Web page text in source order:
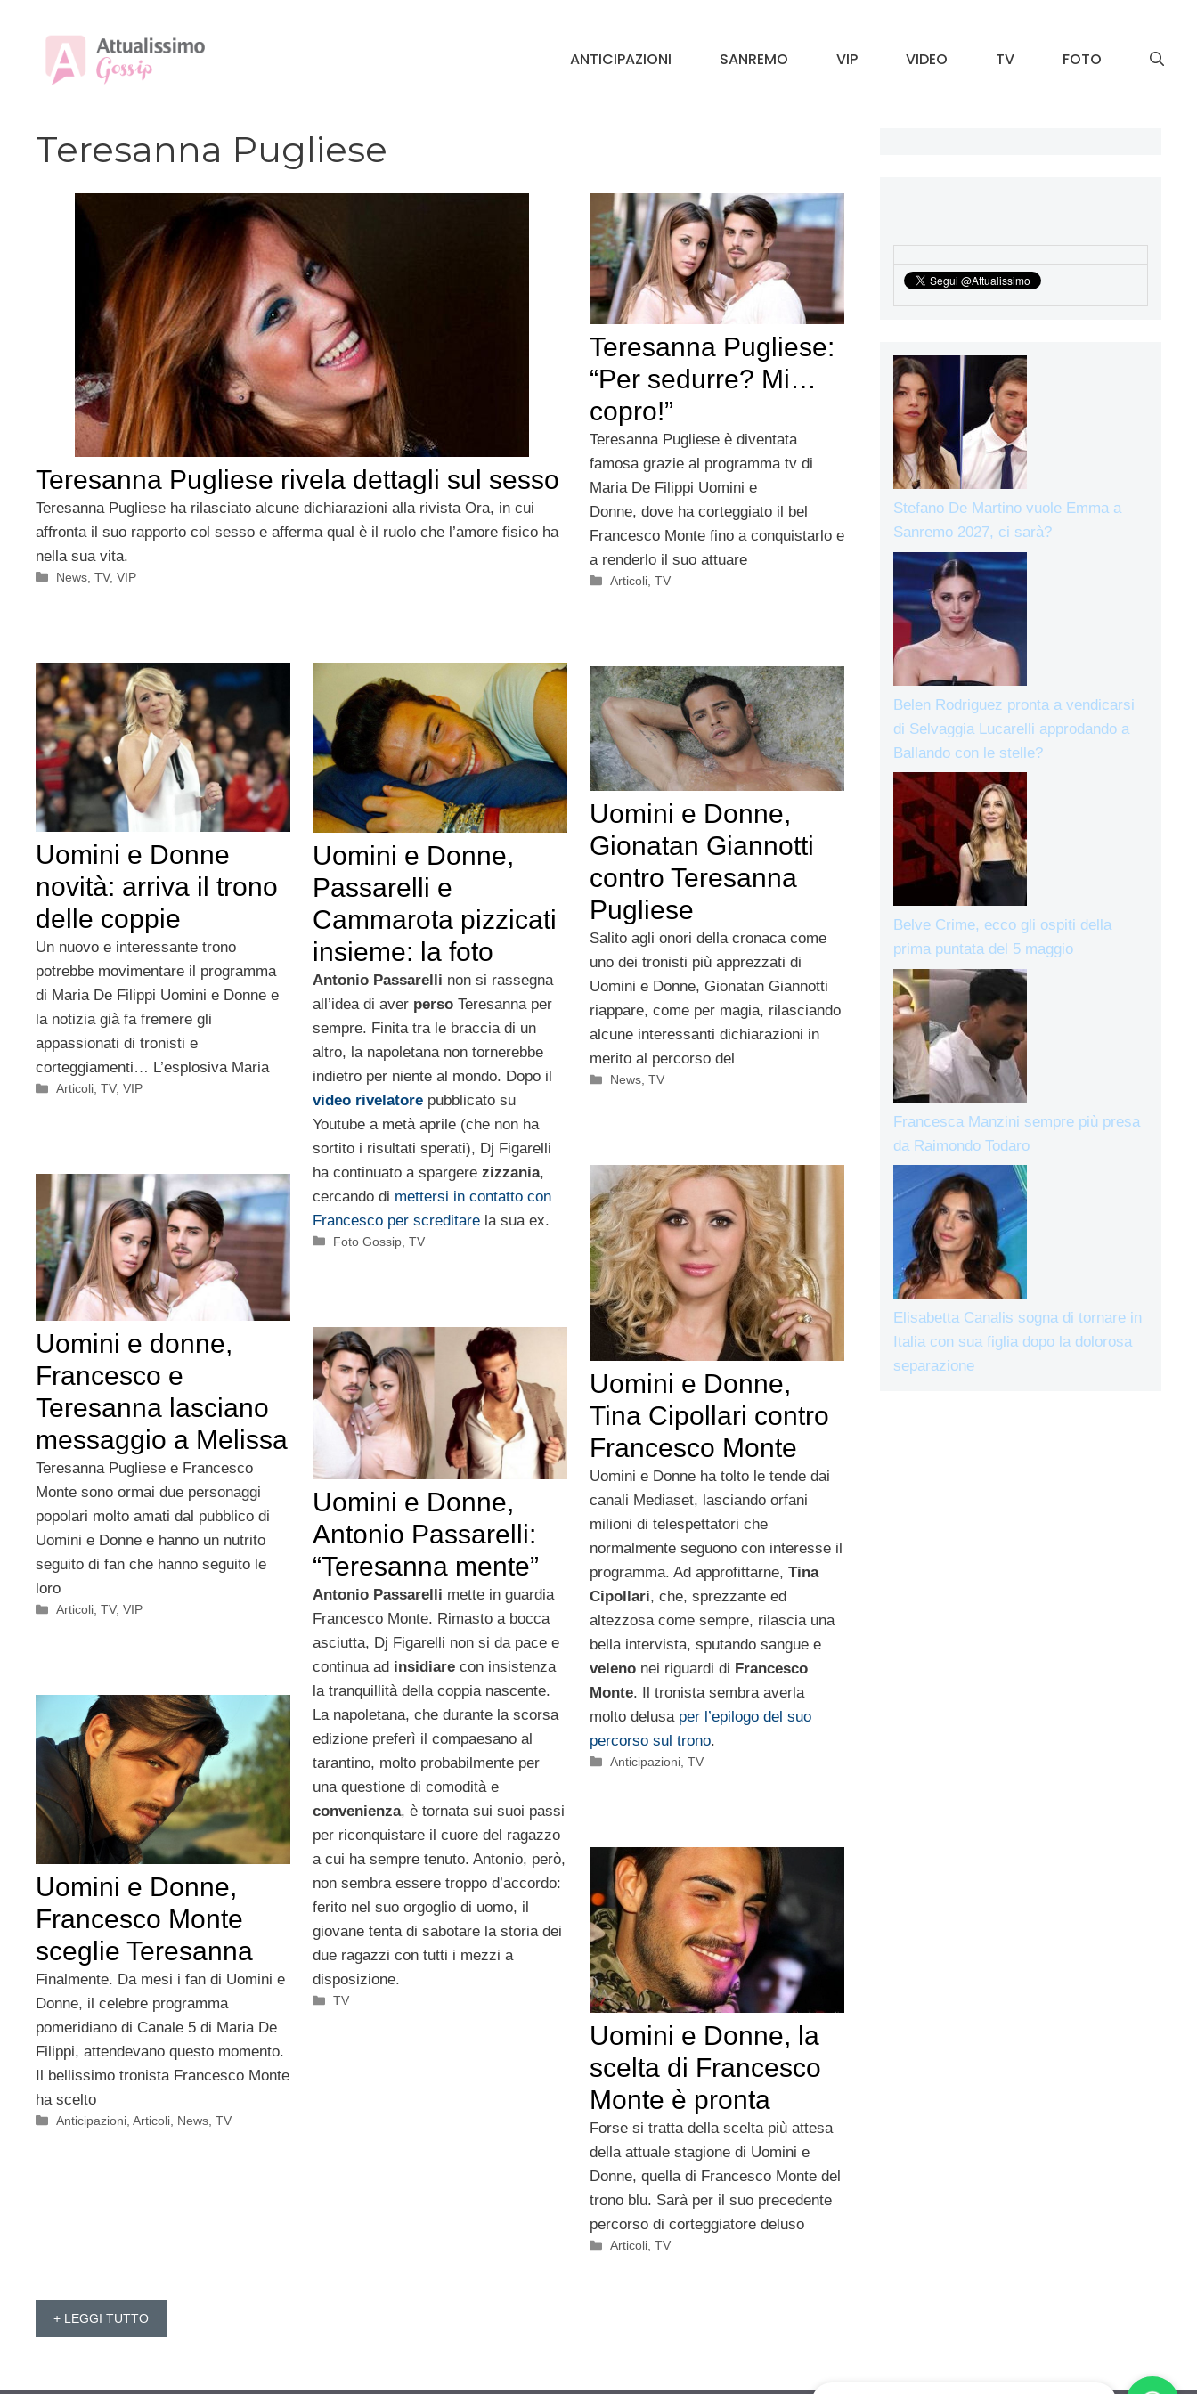
contenuto
ANTICIPAZIONI SANREMO VIP VIDEO TV FOTO
Teresanna Pugliese
Teresanna Pugliese rivela dettagli sul sesso
Teresanna Pugliese ha rilasciato alcune dichiarazioni alla rivista Ora, in cui
affronta il suo rapporto col sesso e afferma qual è il ruolo che l’amore fisico ha
nella sua vita.
Categorie
News ,TV,VIP
Teresanna Pugliese:
“Per sedurre? Mi…
copro!”
Teresanna Pugliese è diventata
famosa grazie al programma tv di
Maria De Filippi Uomini e
Donne, dove ha corteggiato il bel
Francesco Monte fino a conquistarlo e
a renderlo il suo attuare
Categorie
Articoli ,TV
Uomini e Donne
novità: arriva il trono
delle coppie
Un nuovo e interessante trono
potrebbe movimentare il programma
di Maria De Filippi Uomini e Donne e
la notizia già fa fremere gli
appassionati di tronisti e
corteggiamenti… L’esplosiva Maria
Categorie
Articoli,TV,VIP
Uomini e Donne,
Passarelli e
Cammarota pizzicati
insieme: la foto
Antonio Passarelli non si rassegna
all’idea di aver persoTeresanna per
sempre. Finita tra le braccia di un
altro, la napoletana non tornerebbe
indietro per niente al mondo. Dopo il
video rivelatorepubblicato su
Youtube a metà aprile (che non ha
sortito i risultati sperati), Dj Figarelli
ha continuato a spargere zizzania,
cercando di mettersi in contatto con
Francesco per screditarela sua ex.
Categorie
Foto Gossip ,TV
Uomini e Donne,
Gionatan Giannotti
contro Teresanna
Pugliese
Salito agli onori della cronaca come
uno dei tronisti più apprezzati di
Uomini e Donne, Gionatan Giannotti
riappare, come per magia, rilasciando
alcune interessanti dichiarazioni in
merito al percorso del
Categorie
News ,TV
Uomini e Donne,
Tina Cipollari contro
Francesco Monte
Uomini e Donne ha tolto le tende dai
canali Mediaset, lasciando orfani
milioni di telespettatori che
normalmente seguono con interesse il
programma. Ad approfittarne, Tina
Cipollari, che, sprezzante ed
altezzosa come sempre, rilascia una
bella intervista, sputando sangue e
velenonei riguardi di Francesco
Monte. Il tronista sembra averla
molto delusaper l’epilogo del suo
percorso sul trono.
Categorie
Anticipazioni ,TV
Uomini e donne,
Francesco e
Teresanna lasciano
messaggio a Melissa
Teresanna Pugliese e Francesco
Monte sono ormai due personaggi
popolari molto amati dal pubblico di
Uomini e Donne e hanno un nutrito
seguito di fan che hanno seguito le
loro
Categorie
Articoli ,TV,VIP
Uomini e Donne,
Antonio Passarelli:
“Teresanna mente”
Antonio Passarelli mette in guardia
Francesco Monte. Rimasto a bocca
asciutta, Dj Figarelli non si da pace e
continua ad insidiarecon insistenza
la tranquillità della coppia nascente.
La napoletana, che durante la scorsa
edizione preferì il compaesano al
tarantino, molto probabilmente per
una questione di comodità e
convenienza, è tornata sui suoi passi
per riconquistare il cuore del ragazzo
a cui ha sempre tenuto. Antonio, però,
non sembra essere troppo d’accordo:
ferito nel suo orgoglio di uomo, il
giovane tenta di sabotare la storia dei
due ragazzi con tutti i mezzi a
disposizione.
Categorie
TV
Uomini e Donne,
Francesco Monte
sceglie Teresanna
Finalmente. Da mesi i fan di Uomini e
Donne, il celebre programma
pomeridiano di Canale 5 di Maria De
Filippi, attendevano questo momento.
Il bellissimo tronista Francesco Monte
ha scelto
Categorie
Anticipazioni ,Articoli News ,TV
Uomini e Donne, la
scelta di Francesco
Monte è pronta
Forse si tratta della scelta più attesa
della attuale stagione di Uomini e
Donne, quella di Francesco Monte del
trono blu. Sarà per il suo precedente
percorso di corteggiatore deluso
Categorie
Articoli,TV
+ LEGGI TUTTO
Stefano De Martino vuole Emma a
Sanremo 2027, ci sarà?
Belen Rodriguez pronta a vendicarsi
di Selvaggia Lucarelli approdando a
Ballando con le stelle?
Belve Crime, ecco gli ospiti della
prima puntata del 5 maggio
Francesca Manzini sempre più presa
da Raimondo Todaro
Elisabetta Canalis sogna di tornare in
Italia con sua figlia dopo la dolorosa
separazione